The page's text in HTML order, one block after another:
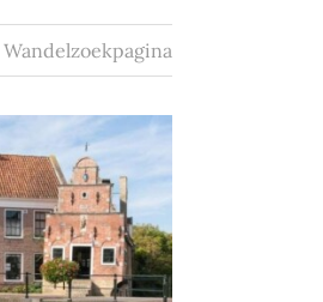
Wandelzoekpagina